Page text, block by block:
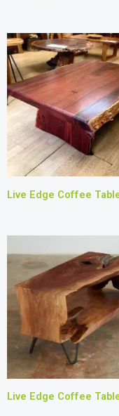
Live Edge Coffee
Live Edge Coffee